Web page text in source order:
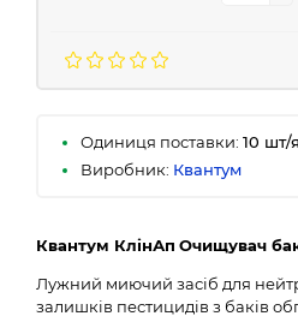
Одиниця поставки: 10 шт/
Виробник: Квантум
Квантум КлінАп Очищувач
Лужний миючий засіб для
залишків пестицидів з баків